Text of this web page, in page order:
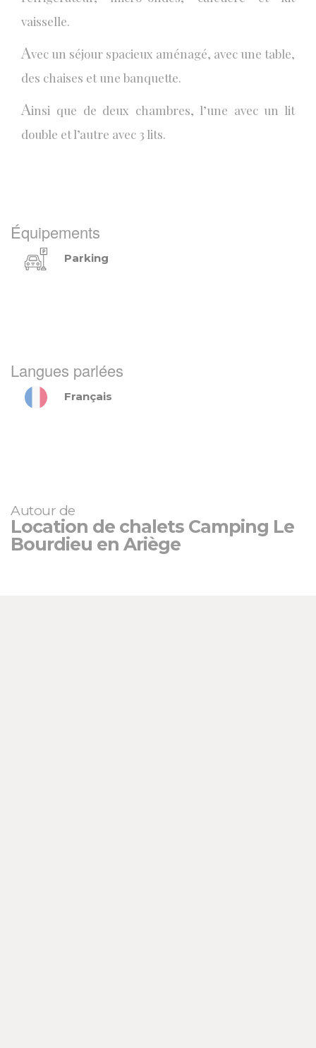
vaisselle.
Avec un séjour spacieux aménagé, avec une table,
des chaises et une banquette.
Ainsi que de deux chambres, l’une avec un lit
double et l’autre avec 3 lits.
Équipements
Parking
Langues parlées
Français
Autour de
Location de chalets Camping Le
Bourdieu en Ariège